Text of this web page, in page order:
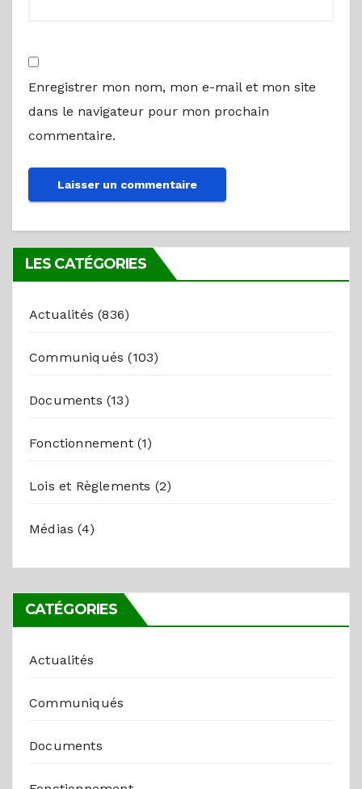
Enregistrer mon nom, mon e-mail et mon site
dans le navigateur pour mon prochain
commentaire.
LES CATÉGORIES
Actualités (836)
Communiqués (103)
Documents (13)
Fonctionnement(1)
Lois et Règlements (2)
Médias (4)
CATÉGORIES
Actualités
Communiqués
Documents